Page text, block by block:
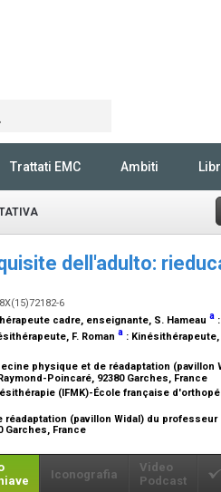
Trattati EMC Ambiti
dell'adulto:
6
cadre, enseignante, S. Hameau a
, F. Roman a : Kinésithérapeute
physique et de réadaptation (pavillon
Poincaré, 92380 Garches, France
(IFMK)-École française
(pavillon Widal) du professeur
Garches, France
Iconografia
Video
Podcast